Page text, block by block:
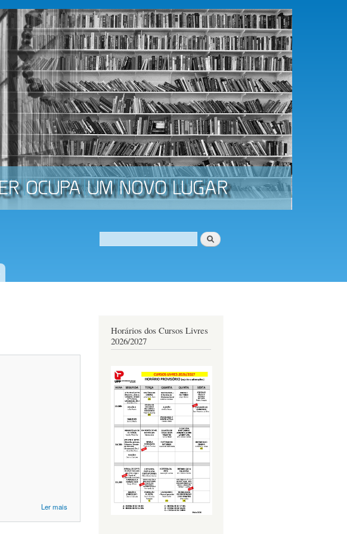
Formulário de procura
Procurar
Ler mais
Curso
Horários dos Cursos Livres
2026/2027